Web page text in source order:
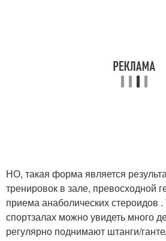
НО, такая форма является
тренировок в зале, превосходной
приема анаболических стероидов
спортзалах можно увидеть много
регулярно поднимают штанги/